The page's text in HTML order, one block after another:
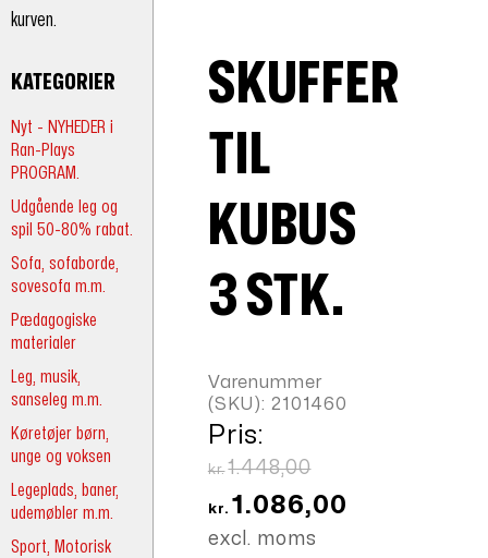
kurven.
KATEGORIER
Nyt - NYHEDER i
Ran-Plays
PROGRAM.
Udgående leg og
spil 50-80% rabat.
Sofa, sofaborde,
sovesofa m.m.
Pædagogiske
materialer
Leg, musik,
sanseleg m.m.
Køretøjer børn,
unge og voksen
Legeplads, baner,
udemøbler m.m.
Sport, Motorisk
SKUFFER
TIL
KUBUS
3 STK.
Varenummer
(SKU): 2101460
Pris:
kr. 1.448,00Den
oprindelige
kr. 1.086,00
excl. moms